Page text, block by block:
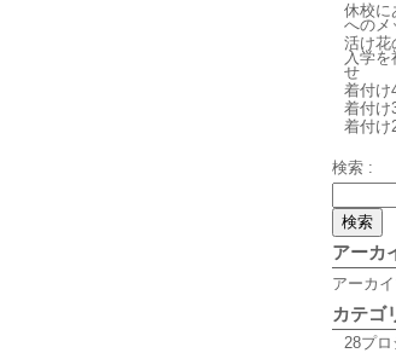
休校に
へのメ
活け花
入学
せ
着付け
着付け
着付け
検索 :
アーカ
アーカ
カテゴ
28プロ